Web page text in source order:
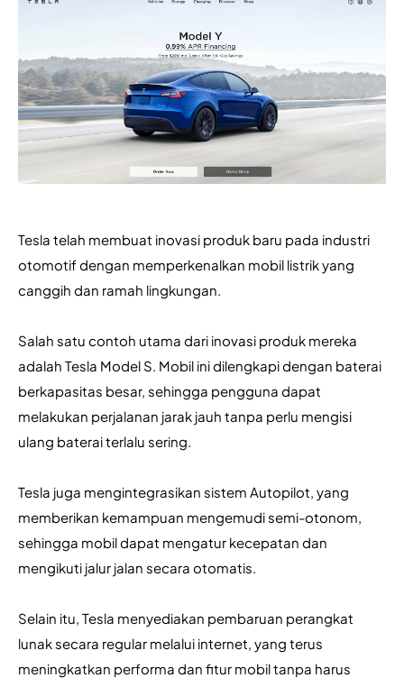
Tesla telah membuat inovasi produk baru pada industri
otomotif dengan memperkenalkan mobil listrik yang
canggih dan ramah lingkungan.
Salah satu contoh utama dari inovasi produk mereka
adalah Tesla Model S. Mobil ini dilengkapi dengan baterai
berkapasitas besar, sehingga pengguna dapat
melakukan perjalanan jarak jauh tanpa perlu mengisi
ulang baterai terlalu sering.
Tesla juga mengintegrasikan sistem Autopilot, yang
memberikan kemampuan mengemudi semi-otonom,
sehingga mobil dapat mengatur kecepatan dan
mengikuti jalur jalan secara otomatis.
Selain itu, Tesla menyediakan pembaruan perangkat
lunak secara regular melalui internet, yang terus
meningkatkan performa dan fitur mobil tanpa harus